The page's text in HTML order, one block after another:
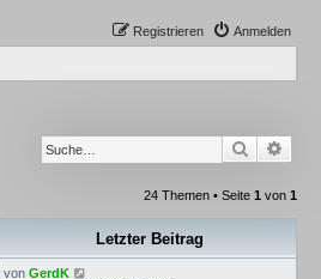
Anmelden
Registrieren
Suche
24 Themen • Seite 1 von 1
Letzter Beitrag
von GerdK